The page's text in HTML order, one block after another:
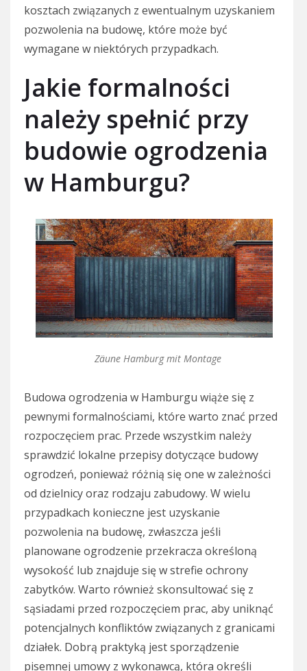
kosztach związanych z ewentualnym uzyskaniem
pozwolenia na budowę, które może być
wymagane w niektórych przypadkach.
Jakie formalności
należy spełnić przy
budowie ogrodzenia
w Hamburgu?
Zäune Hamburg mit Montage
Budowa ogrodzenia w Hamburgu wiąże się z
pewnymi formalnościami, które warto znać przed
rozpoczęciem prac. Przede wszystkim należy
sprawdzić lokalne przepisy dotyczące budowy
ogrodzeń, ponieważ różnią się one w zależności
od dzielnicy oraz rodzaju zabudowy. W wielu
przypadkach konieczne jest uzyskanie
pozwolenia na budowę, zwłaszcza jeśli
planowane ogrodzenie przekracza określoną
wysokość lub znajduje się w strefie ochrony
zabytków. Warto również skonsultować się z
sąsiadami przed rozpoczęciem prac, aby uniknąć
potencjalnych konfliktów związanych z granicami
działek. Dobrą praktyką jest sporządzenie
pisemnej umowy z wykonawcą, która określi